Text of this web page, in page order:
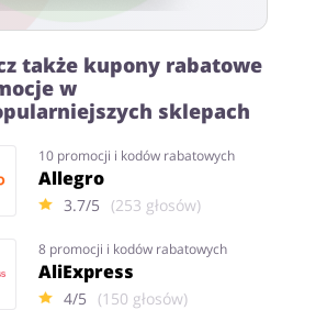
także kupony rabatowe
w
sklepach
10 promocji i kodów rabatowych
Allegro
3.7/5 (253 głosów)
8 promocji i kodów rabatowych
AliExpress
4/5 (150 głosów)